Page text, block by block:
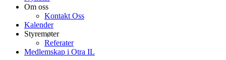
Om oss
Kontakt Oss
Kalender
Styremøter
Referater
Medlemskap i Otra IL